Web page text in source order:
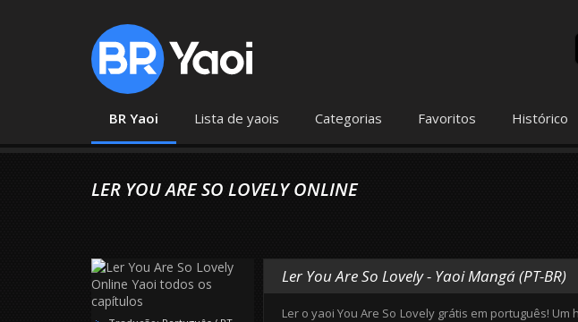
BR Yaoi Lista de yaois Categorias Favoritos Histórico
LER YOU ARE SO LOVELY ONLINE
Ler You Are So Lovely - Yaoi Mangá (PT-BR)
Ler o yaoi You Are So Lovely grátis em português!